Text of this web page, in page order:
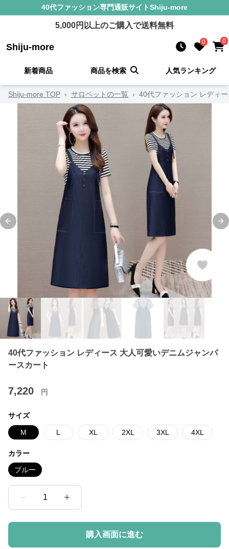
40代ファッション専門通販サイトShiju-more
5,000円以上のご購入で送料無料
Shiju-more 0 0
新着商品 商品を検索 人気ランキング
Shiju-more TOP › サロペットの一覧 › 40代ファッション レディ
Previous slide
40代ファッション レディース 大人可愛いデニムジャンパ
ースカート
7,220 円
サイズ
M L XL 2XL 3XL 4XL
カラー
ブルー
1
購入画面に進む